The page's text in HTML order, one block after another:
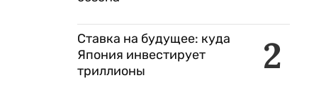
2
Ставка на будущее: куда
Япония инвестирует
триллионы